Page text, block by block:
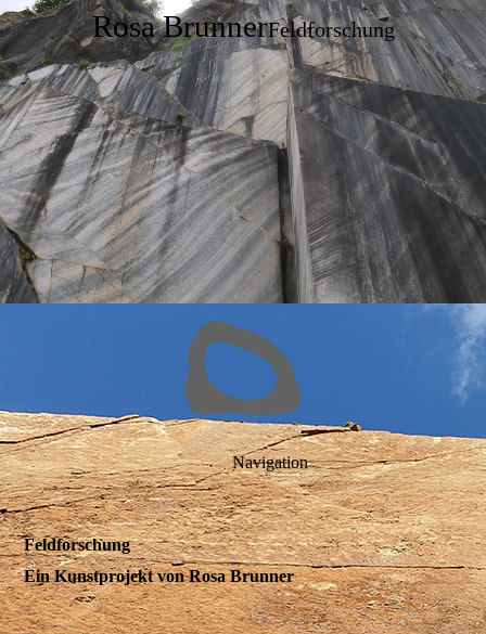
Rosa BrunnerFeldforschung
Navigation
Feldforschung
Ein Kunstprojekt von Rosa Brunner